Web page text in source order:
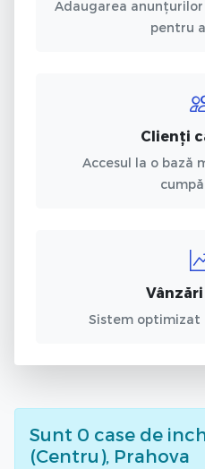
Adaugarea
pentru
Clienți
Accesul la o bază
Sistem
Sunt 0 case de
(Centru), Prahova